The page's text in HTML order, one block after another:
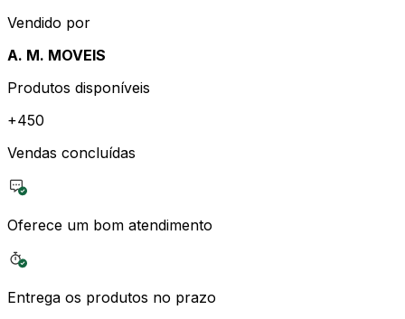
Vendido por
A. M. MOVEIS
Produtos disponíveis
+450
Vendas concluídas
Oferece um bom atendimento
Entrega os produtos no prazo